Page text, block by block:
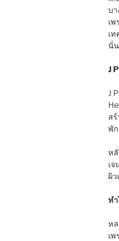
บา
เ
เ
นั่น
J
J
ส
พั
ห
เ
ผิว
ท
ห
เ